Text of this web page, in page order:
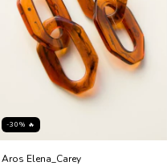
-30% 🔥
Aros Elena_Carey